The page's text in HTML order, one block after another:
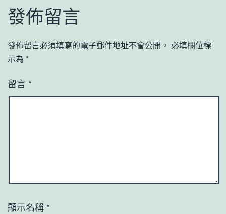
發佈留言
發佈留言必須填寫的電子郵件地址不會公開。 必填欄位標
示為 *
留言 *
顯示名稱 *